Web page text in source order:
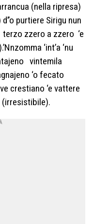
(nella ripresa)
purtiere Sirigu nun
terzo zzero a zzero ‘e
‘int’a ‘nu
vintemila
‘o fecato
crestiano ‘e vattere
(irresistibile).